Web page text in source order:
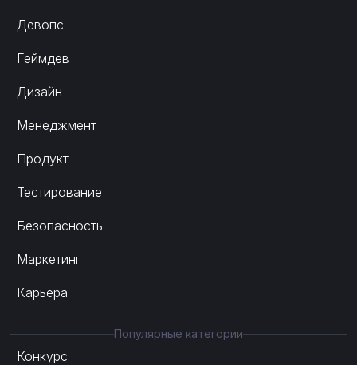
Девопс
Геймдев
Дизайн
Менеджмент
Продукт
Тестирование
Безопасность
Маркетинг
Карьера
Популярные категории
Конкурс